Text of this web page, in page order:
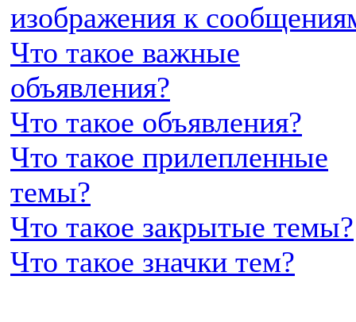
изображения к
Что такое важные
объявления?
Что такое объявления?
Что такое прилепленные
темы?
Что такое закрытые темы?
Что такое значки тем?